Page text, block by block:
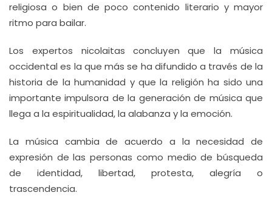
religiosa o bien de poco contenido literario y mayor
ritmo para bailar.
Los expertos nicolaitas concluyen que la música
occidental es la que más se ha difundido a través de la
historia de la humanidad y que la religión ha sido una
importante impulsora de la generación de música que
llega a la espiritualidad, la alabanza y la emoción.
La música cambia de acuerdo a la necesidad de
expresión de las personas como medio de búsqueda
de identidad, libertad, protesta, alegría o
trascendencia.